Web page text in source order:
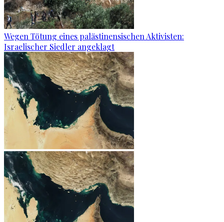
Wegen Tötung eines palästinensischen Aktivisten:
Israelischer Siedler angeklagt